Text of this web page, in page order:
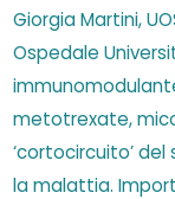
Giorgia Martini,
Ospedale
metotrexate,
‘cortocircuito’
la malattia.